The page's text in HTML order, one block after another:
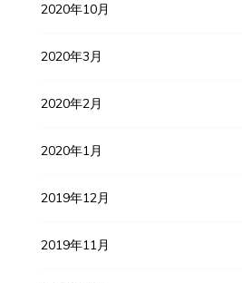
2020年10月
2020年3月
2020年2月
2020年1月
2019年12月
2019年11月